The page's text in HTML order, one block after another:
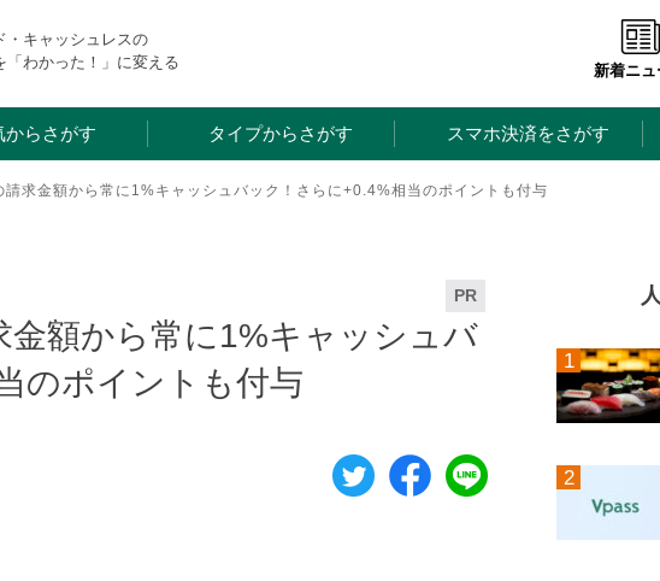
・キャッシュレスの
「わかった！」に変える
新着ニュ
からさがす タイプからさがす スマホ決済をさがす
求金額から常に1%キャッシュバック！さらに+0.4%相当のポイントも付与
PR
額から常に1%キャッシュバ
のポイントも付与